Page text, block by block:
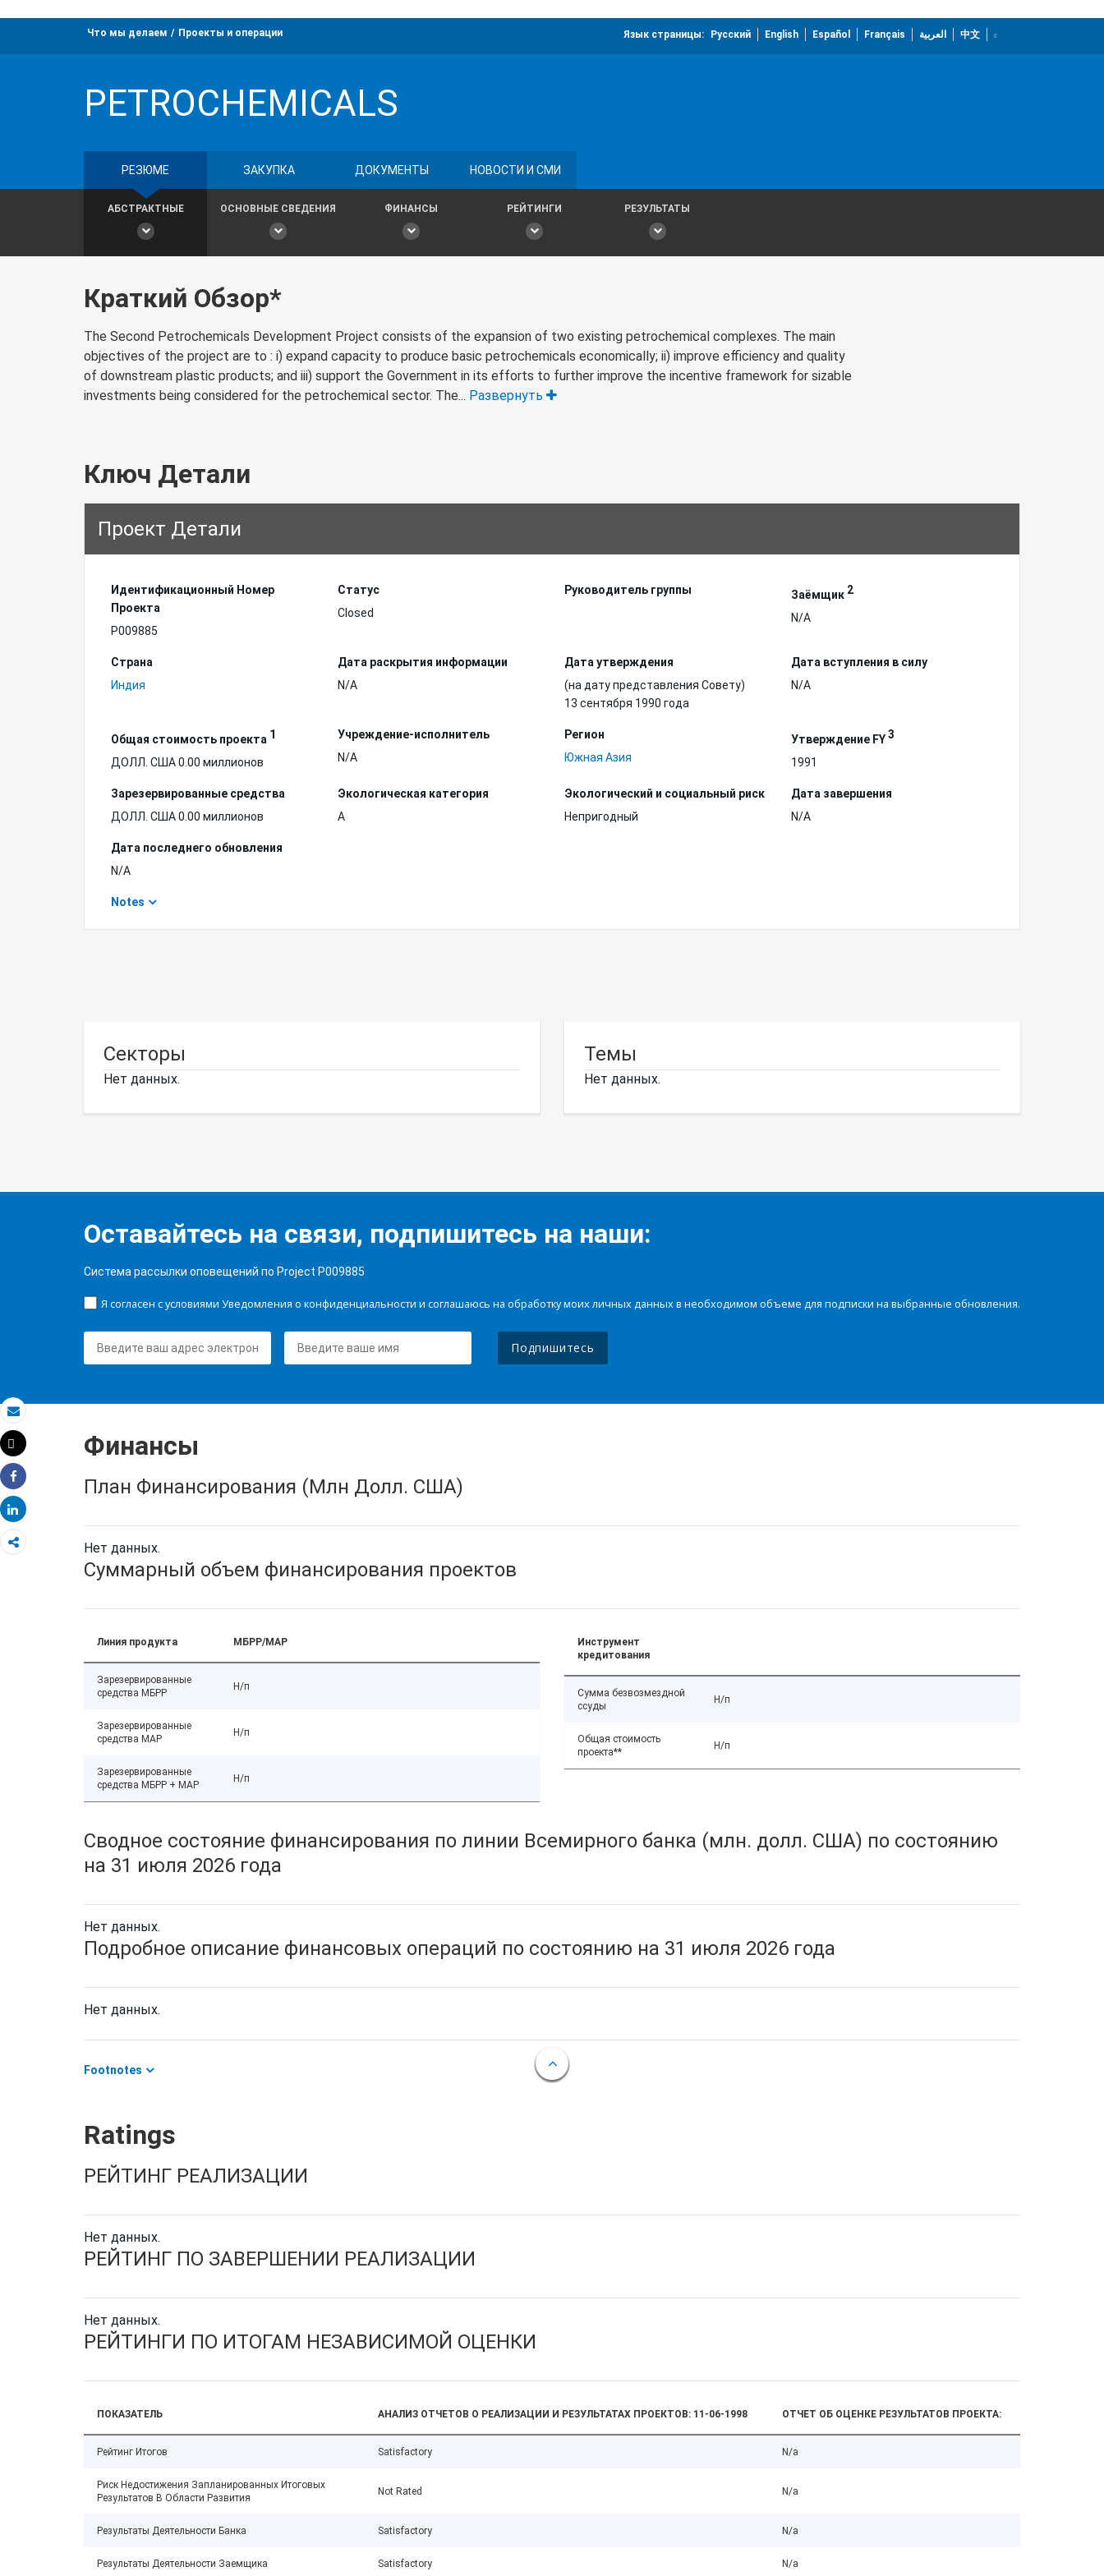
Электронная почта
Распечатать
Tweet
Share
Share
Что мы делаем Проекты и операции Язык страницы: Русский English Español Français العربية 中文
PETROCHEMICALS
РЕЗЮМЕ ЗАКУПКА ДОКУМЕНТЫ НОВОСТИ И СМИ
АБСТРАКТНЫЕ ОСНОВНЫЕ СВЕДЕНИЯ ФИНАНСЫ РЕЙТИНГИ РЕЗУЛЬТАТЫ
Краткий Обзор*
The Second Petrochemicals Development Project consists of the expansion of two existing petrochemical complexes. The main
objectives of the project are to : i) expand capacity to produce basic petrochemicals economically; ii) improve efficiency and quality
of downstream plastic products; and iii) support the Government in its efforts to further improve the incentive framework for sizable
investments being considered for the petrochemical sector. The... Развернуть
Ключ Детали
Проект Детали
Идентификационный Hомер
Проекта
P009885
Статус
Closed
Руководитель группы Заёмщик 2
N/A
Страна
Индия
Дата раскрытия информации
N/A
Дата утверждения
(на дату представления Совету)
13 сентября 1990 года
Дата вступления в силу
N/A
Общая стоимость проекта 1
ДОЛЛ. США 0.00 миллионов
Учреждение-исполнитель
N/A
Регион
Южная Азия
Утверждение FY3
1991
Зарезервированные средства
ДОЛЛ. США 0.00 миллионов
Экологическая категория
A
Экологический и социальный риск
Непригодный
Дата завершения
N/A
Дата последнего обновления
N/A
Notes
Секторы
Нет данных.
Темы
Нет данных.
Оставайтесь на связи, подпишитесь на наши:
Система рассылки оповещений по Project P009885
Я согласен с условиями Уведомления о конфиденциальности и соглашаюсь на обработку моих личных данных в необходимом объеме для подписки на выбранные обновления.
Подпишитесь
Финансы
План Финансирования (Млн Долл. США)
Нет данных.
Суммарный объем финансирования проектов
Линия продукта МБРР/МАР
Зарезервированные
средства МБРР
Н/п
Зарезервированные
средства МАР
Н/п
Зарезервированные
средства МБРР + МАР
Н/п
Инструмент
кредитования
Сумма безвозмездной
ссуды
Н/п
Общая стоимость
проекта**
Н/п
Сводное состояние финансирования по линии Всемирного банка (млн. долл. США) по состоянию
на 31 июля 2026 года
Нет данных.
Подробное описание финансовых операций по состоянию на 31 июля 2026 года
Нет данных.
Footnotes
Ratings
РЕЙТИНГ РЕАЛИЗАЦИИ
Нет данных.
РЕЙТИНГ ПО ЗАВЕРШЕНИИ РЕАЛИЗАЦИИ
Нет данных.
РЕЙТИНГИ ПО ИТОГАМ НЕЗАВИСИМОЙ ОЦЕНКИ
ПОКАЗАТЕЛЬ АНАЛИЗ ОТЧЕТОВ О РЕАЛИЗАЦИИ И РЕЗУЛЬТАТАХ ПРОЕКТОВ: 11-06-1998 ОТЧЕТ ОБ ОЦЕНКЕ РЕЗУЛЬТАТОВ ПРОЕКТА:
Рейтинг Итогов Satisfactory N/a
Риск Недостижения Запланированных Итоговых
Результатов В Области Развития
Not Rated N/a
Результаты Деятельности Банка Satisfactory N/a
Результаты Деятельности Заемщика Satisfactory N/a